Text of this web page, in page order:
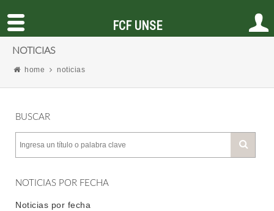
NOTICIAS
home noticias
BUSCAR
NOTICIAS POR FECHA
Noticias por fecha
FCF UNSE